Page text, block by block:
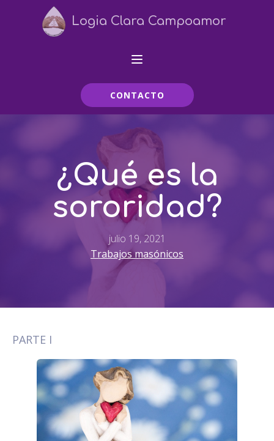
Logia Clara Campoamor
CONTACTO
¿Qué es la
sororidad?
julio 19, 2021
Trabajos masónicos
PARTE I